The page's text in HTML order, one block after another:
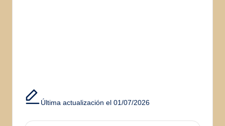
Última actualización el 01/07/2026